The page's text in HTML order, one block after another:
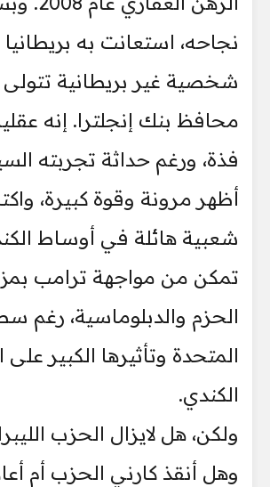
نجاحه، استعانت به
شخصية غير بريطانية
محافظ بنك إنجلترا. إنه
فذة، ورغم حداثة تجربته
أظهر مرونة وقوة كبيرة،
شعبية هائلة في أوساط
تمكن من مواجهة ترامب
الحزم والدبلوماسية، رغم
المتحدة وتأثيرها الكبير على
الكندي.
ولكن، هل لايزال الحزب
وهل أنقذ كارني الحزب أم